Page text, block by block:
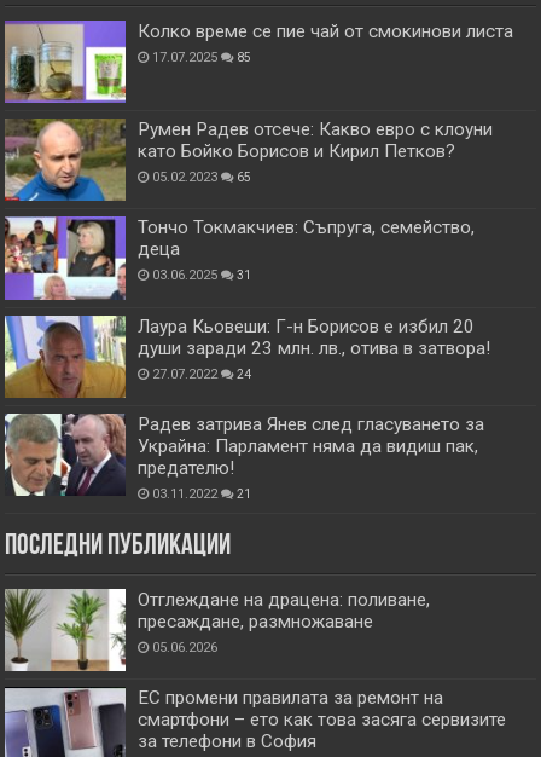
Колко време се пие чай от смокинови листа
17.07.2025 85
Румен Радев отсече: Какво евро с клоуни
като Бойко Борисов и Кирил Петков?
05.02.2023 65
Тончо Токмакчиев: Съпруга, семейство,
деца
03.06.2025 31
Лаура Кьовеши: Г-н Борисов е избил 20
души заради 23 млн. лв., отива в затвора!
27.07.2022 24
Радев затрива Янев след гласуването за
Украйна: Парламент няма да видиш пак,
предателю!
03.11.2022 21
Последни публикации
Отглеждане на драцена: поливане,
пресаждане, размножаване
05.06.2026
ЕС промени правилата за ремонт на
смартфони – ето как това засяга сервизите
за телефони в София